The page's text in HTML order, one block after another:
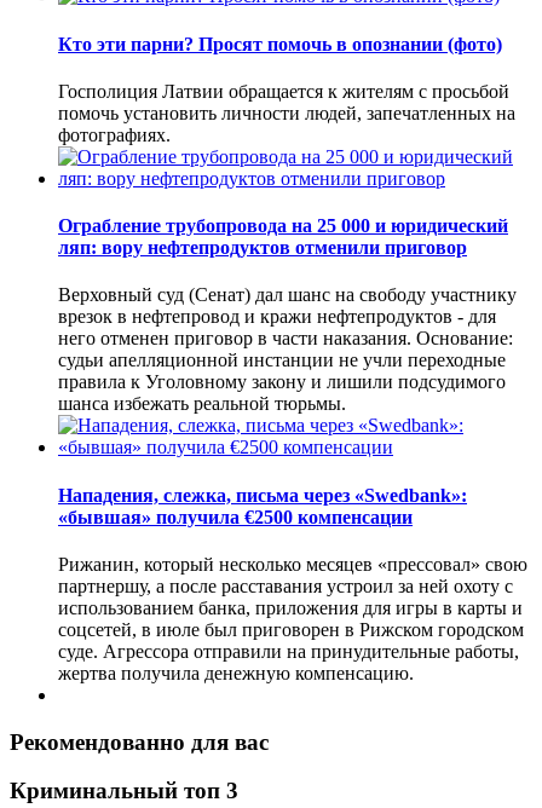
Кто эти парни? Просят помочь в опознании (фото)
Госполиция Латвии обращается к жителям с просьбой
помочь установить личности людей, запечатленных на
фотографиях.
Ограбление трубопровода на 25 000 и юридический
ляп: вору нефтепродуктов отменили приговор
Верховный суд (Сенат) дал шанс на свободу участнику
врезок в нефтепровод и кражи нефтепродуктов - для
него отменен приговор в части наказания. Основание:
судьи апелляционной инстанции не учли переходные
правила к Уголовному закону и лишили подсудимого
шанса избежать реальной тюрьмы.
Нападения, слежка, письма через «Swedbank»:
«бывшая» получила €2500 компенсации
Рижанин, который несколько месяцев «прессовал» свою
партнершу, а после расставания устроил за ней охоту с
использованием банка, приложения для игры в карты и
соцсетей, в июле был приговорен в Рижском городском
суде. Агрессора отправили на принудительные работы,
жертва получила денежную компенсацию.
Рекомендованно для вас
Криминальный топ 3